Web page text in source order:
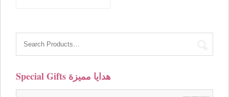
Special Gifts هدايا مميزة